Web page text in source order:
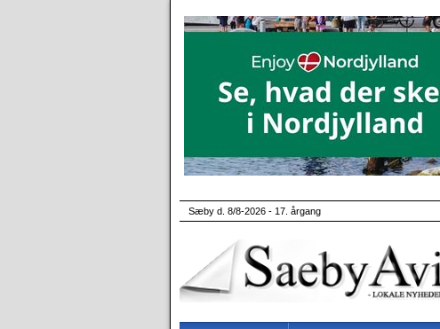
Sæby d. 8/8-2026 - 17. årgang